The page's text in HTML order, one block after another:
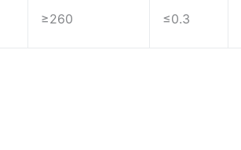
≥260 ≤0.3